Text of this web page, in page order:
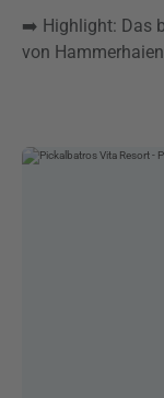
➡️ Highlight: Das
von